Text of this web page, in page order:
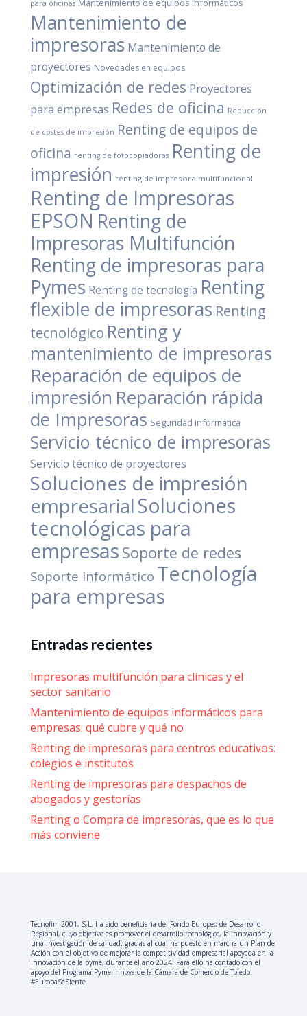
para oficinas Mantenimiento de equipos informáticos
Mantenimiento de
impresoras Mantenimiento de
proyectores Novedades en equipos
Optimización de redes Proyectores
para empresas Redes de oficina Reducción
de costes de impresión Renting de equipos de
oficina renting de fotocopiadoras Renting de
impresión renting de impresora multifuncional
Renting de Impresoras
EPSON Renting de
Impresoras Multifunción
Renting de impresoras para
Pymes Renting de tecnología Renting
flexible de impresoras Renting
tecnológico Renting y
mantenimiento de impresoras
Reparación de equipos de
impresión Reparación rápida
de Impresoras Seguridad informática
Servicio técnico de impresoras
Servicio técnico de proyectores
Soluciones de impresión
empresarialSoluciones
tecnológicas para
empresas Soporte de redes
Soporte informático Tecnología
para empresas
Entradas recientes
Impresoras multifunción para clínicas y el
sector sanitario
Mantenimiento de equipos informáticos para
empresas: qué cubre y qué no
Renting de impresoras para centros educativos:
colegios e institutos
Renting de impresoras para despachos de
abogados y gestorías
Renting o Compra de impresoras, que es lo que
más conviene
Tecnofim 2001, S.L. ha sido beneficiaria del Fondo Europeo de Desarrollo
Regional, cuyo objetivo es promover el desarrollo tecnológico, la innovación y
una investigación de calidad, gracias al cual ha puesto en marcha un Plan de
Acción con el objetivo de mejorar la competitividad empresarial apoyada en la
innovación de la pyme, durante el año 2024. Para ello ha contado con el
apoyo del Programa Pyme Innova de la Cámara de Comercio de Toledo.
#EuropaSeSiente.